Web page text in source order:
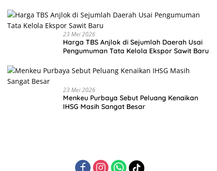
23 Mei 2026
Harga TBS Anjlok di Sejumlah Daerah Usai
Pengumuman Tata Kelola Ekspor Sawit Baru
23 Mei 2026
Menkeu Purbaya Sebut Peluang Kenaikan
IHSG Masih Sangat Besar